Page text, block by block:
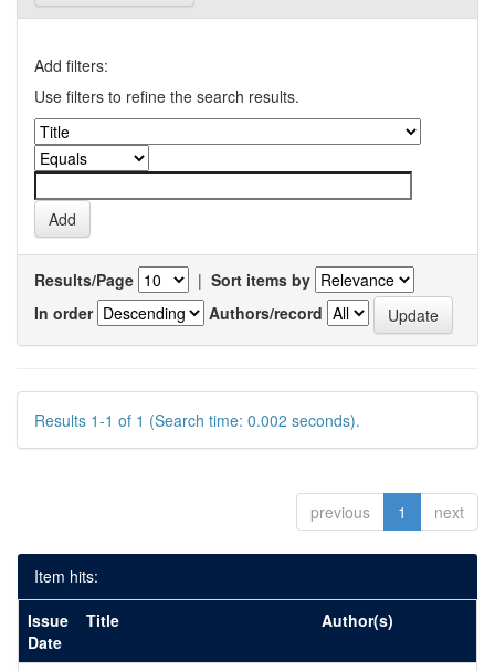
Add filters:
Use filters to refine the search results.
Results/Page | Sort items by
In order
Authors/record
Results 1-1 of 1 (Search time: 0.002 seconds).
previous 1 next
Item hits:
Issue
Date
Title Author(s)